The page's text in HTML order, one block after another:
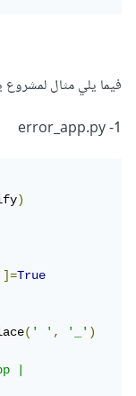
فيما يلي مثال
1- error_app.py
)
]=True
(' ', '_')
|